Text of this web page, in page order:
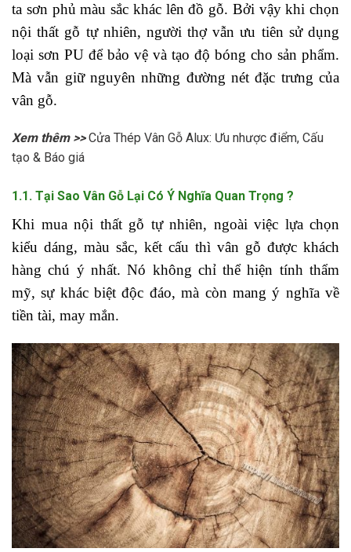
ta sơn phủ màu sắc khác lên đồ gỗ. Bởi vậy khi chọn
nội thất gỗ tự nhiên, người thợ vẫn ưu tiên sử dụng
loại sơn PU để bảo vệ và tạo độ bóng cho sản phẩm.
Mà vẫn giữ nguyên những đường nét đặc trưng của
vân gỗ.
Xem thêm >> Cửa Thép Vân Gỗ Alux: Ưu nhược điểm, Cấu
tạo & Báo giá
1.1. Tại Sao Vân Gỗ Lại Có Ý Nghĩa Quan Trọng ?
Khi mua nội thất gỗ tự nhiên, ngoài việc lựa chọn
kiểu dáng, màu sắc, kết cấu thì vân gỗ được khách
hàng chú ý nhất. Nó không chỉ thể hiện tính thẩm
mỹ, sự khác biệt độc đáo, mà còn mang ý nghĩa về
tiền tài, may mắn.